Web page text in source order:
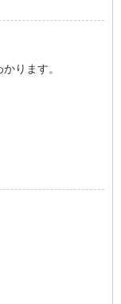
ります。